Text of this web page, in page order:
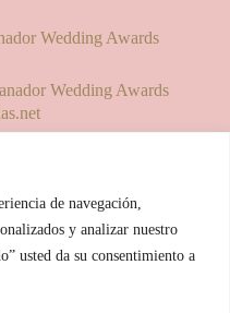
de navegación,
y analizar nuestro
usted da su consentimiento a